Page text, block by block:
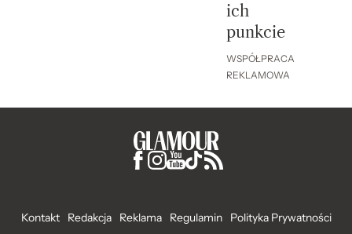
ich
punkcie
WSPÓŁPRACA
REKLAMOWA
Kontakt Redakcja Reklama Regulamin Polityka Prywatności